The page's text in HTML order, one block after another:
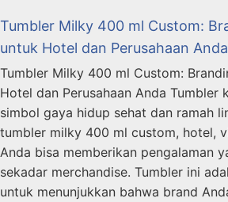
Tumbler Milky 400 ml Custom:
untuk Hotel dan Perusahaan Anda
Tumbler Milky 400 ml Custom:
Hotel dan Perusahaan Anda Tumbler
simbol gaya hidup sehat dan ramah
tumbler milky 400 ml custom, hotel,
Anda bisa memberikan pengalaman
sekadar merchandise. Tumbler ini
untuk menunjukkan bahwa brand